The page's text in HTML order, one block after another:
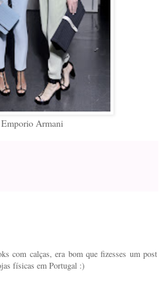
Emporio Armani
com calças, era bom que fizesses um post
físicas em Portugal :)